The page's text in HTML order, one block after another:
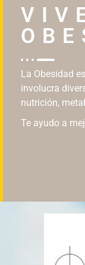
La Obesidad
involucra
nutrición,
Te ayudo a